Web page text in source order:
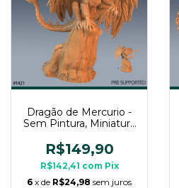
Dragão de Mercurio -
Sem Pintura, Miniatura
de Mesa
R$149,90
R$142,41 com Pix
6 x de R$24,98 sem juros